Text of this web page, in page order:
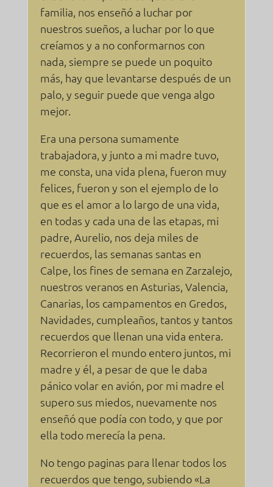
familia, nos enseñó a luchar por
nuestros sueños, a luchar por lo que
creíamos y a no conformarnos con
nada, siempre se puede un poquito
más, hay que levantarse después de un
palo, y seguir puede que venga algo
mejor.
Era una persona sumamente
trabajadora, y junto a mi madre tuvo,
me consta, una vida plena, fueron muy
felices, fueron y son el ejemplo de lo
que es el amor a lo largo de una vida,
en todas y cada una de las etapas, mi
padre, Aurelio, nos deja miles de
recuerdos, las semanas santas en
Calpe, los fines de semana en Zarzalejo,
nuestros veranos en Asturias, Valencia,
Canarias, los campamentos en Gredos,
Navidades, cumpleaños, tantos y tantos
recuerdos que llenan una vida entera.
Recorrieron el mundo entero juntos, mi
madre y él, a pesar de que le daba
pánico volar en avión, por mi madre el
supero sus miedos, nuevamente nos
enseñó que podía con todo, y que por
ella todo merecía la pena.
No tengo paginas para llenar todos los
recuerdos que tengo, subiendo «La